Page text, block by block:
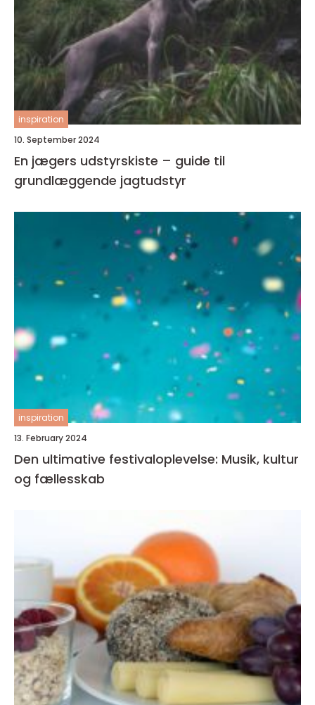
inspiration
10. September 2024
En jægers udstyrskiste – guide til
grundlæggende jagtudstyr
inspiration
13. February 2024
Den ultimative festivaloplevelse: Musik, kultur
og fællesskab